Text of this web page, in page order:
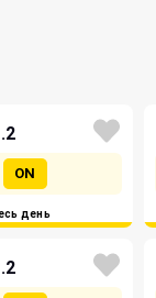
ON
день